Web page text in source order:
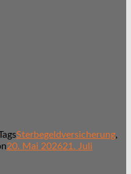
Sterbegeldversicherung,
20. Mai 202621. Juli